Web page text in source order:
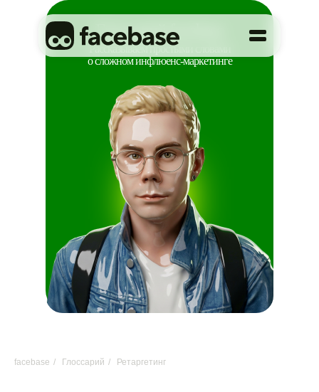
Рассказываем простыми словами
о сложном инфлюенс-маркетинге
Глоссарий facebase
facebase / Глоссарий / Ретаргетинг